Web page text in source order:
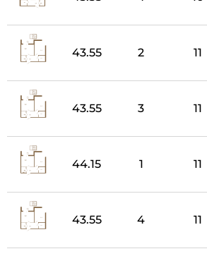
43.55 2 11
43.55 3 11
44.15 1 11
43.55 4 11